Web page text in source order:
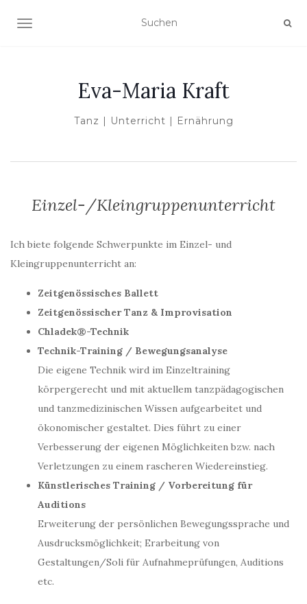
NAVIGATION UMSCHALTEN
Eva-Maria Kraft
Tanz | Unterricht | Ernährung
Einzel-/Kleingruppenunterricht
Ich biete folgende Schwerpunkte im Einzel- und
Kleingruppenunterricht an:
Zeitgenössisches Ballett
Zeitgenössischer Tanz & Improvisation
Chladek®-Technik
Technik-Training / Bewegungsanalyse
Die eigene Technik wird im Einzeltraining
körpergerecht und mit aktuellem tanzpädagogischen
und tanzmedizinischen Wissen aufgearbeitet und
ökonomischer gestaltet. Dies führt zu einer
Verbesserung der eigenen Möglichkeiten bzw. nach
Verletzungen zu einem rascheren Wiedereinstieg.
Künstlerisches Training / Vorbereitung für
Auditions
Erweiterung der persönlichen Bewegungssprache und
Ausdrucksmöglichkeit; Erarbeitung von
Gestaltungen/Soli für Aufnahmeprüfungen, Auditions
etc.